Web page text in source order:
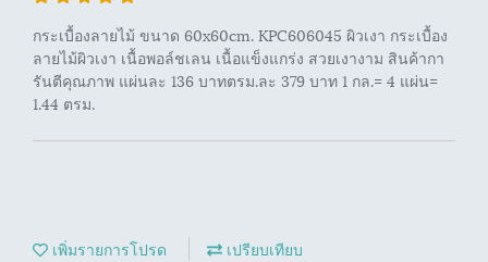
กระเบื้องลายไม้ ขนาด 60x60cm. KPC606045 ผิวเงา กระเบื้อง
ลายไม้ผิวเงา เนื้อพอล์ชเลน เนื้อแข็งแกร่ง สวยเงางาม สินค้ากา
รันตีคุณภาพ แผ่นละ 136 บาทตรม.ละ 379 บาท 1 กล.= 4 แผ่น=
1.44 ตรม.
เพิ่มรายการโปรด เปรียบเทียบ